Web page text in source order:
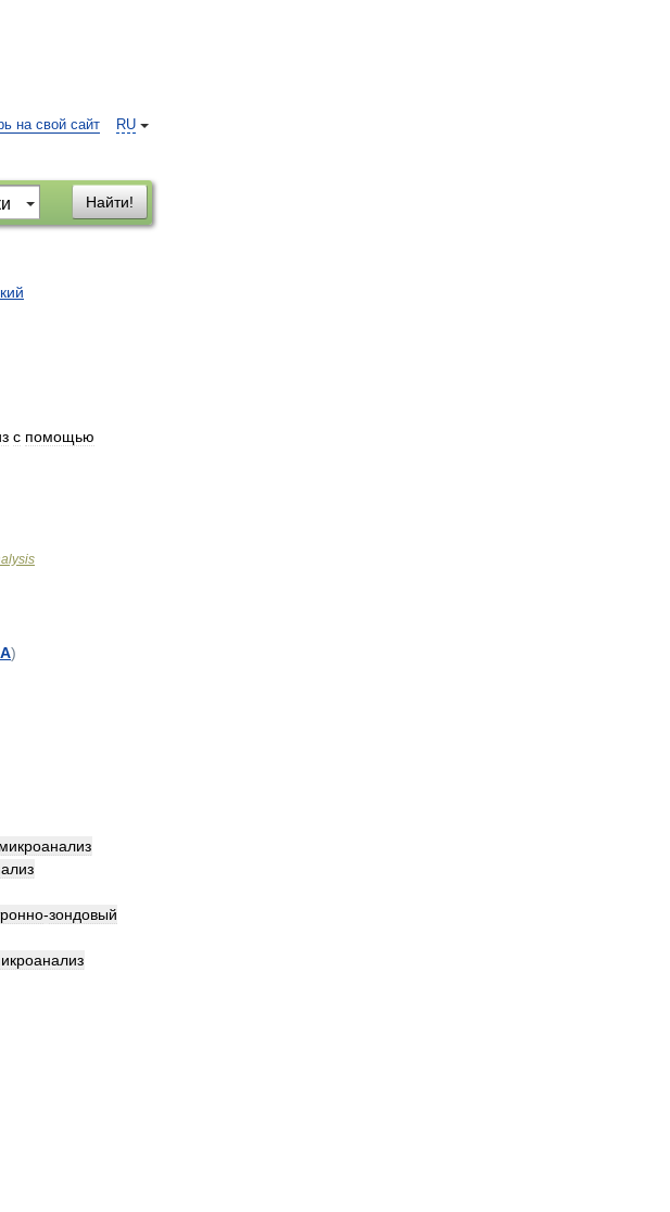
RU
на свой сайт
Найти!
с помощью
)
микроанализ
-зондовый